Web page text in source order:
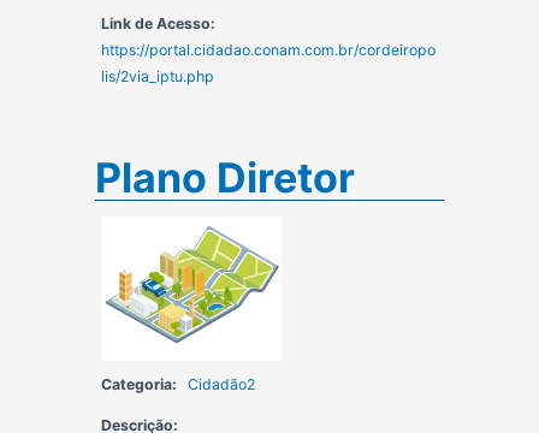
Link de Acesso:
https://portal.cidadao.conam.com.br/cordeiropo
lis/2via_iptu.php
Plano Diretor
Categoria: Cidadão2
Descrição: